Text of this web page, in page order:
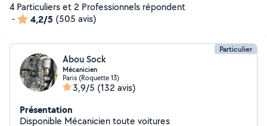
4 Particuliers et 2 Professionnels répondent
-
4,2/5 (505 avis)
Particulier
Abou Sock
Mécanicien
Paris (Roquette 13)
3,9/5 (132 avis)
Présentation
Disponible Mécanicien toute voitures